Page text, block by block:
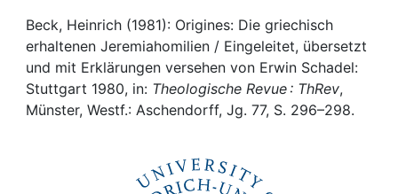
My FIS
Help
Beck, Heinrich (1981): Origines: Die griechisch
erhaltenen Jeremiahomilien / Eingeleitet, übersetzt
und mit Erklärungen versehen von Erwin Schadel:
Stuttgart 1980, in: Theologische Revue : ThRev,
Münster, Westf.: Aschendorff, Jg. 77, S. 296–298.